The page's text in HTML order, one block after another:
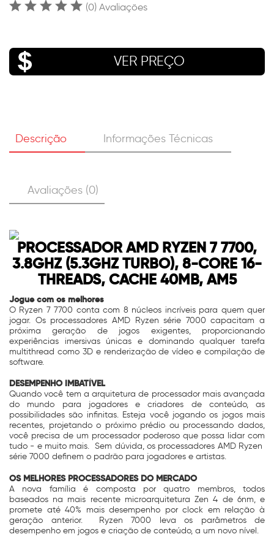
(0) Avaliações
VER PREÇO
Descrição Informações Técnicas
Avaliações (0)
PROCESSADOR AMD RYZEN 7 7700,
3.8GHZ (5.3GHZ TURBO), 8-CORE 16-
THREADS, CACHE 40MB, AM5
Jogue com os melhores
O Ryzen 7 7700 conta com 8 núcleos incríveis para quem quer
jogar. Os processadores AMD Ryzen série 7000 capacitam a
próxima geração de jogos exigentes, proporcionando
experiências imersivas únicas e dominando qualquer tarefa
multithread como 3D e renderização de vídeo e compilação de
software.
DESEMPENHO IMBATÍVEL
Quando você tem a arquitetura de processador mais avançada
do mundo para jogadores e criadores de conteúdo, as
possibilidades são infinitas. Esteja você jogando os jogos mais
recentes, projetando o próximo prédio ou processando dados,
você precisa de um processador poderoso que possa lidar com
tudo - e muito mais. Sem dúvida, os processadores AMD Ryzen
série 7000 definem o padrão para jogadores e artistas.
OS MELHORES PROCESSADORES DO MERCADO
A nova família é composta por quatro membros, todos
baseados na mais recente microarquitetura Zen 4 de 6nm, e
promete até 40% mais desempenho por clock em relação à
geração anterior. Ryzen 7000 leva os parâmetros de
desempenho em jogos e criação de conteúdo, a um novo nível.